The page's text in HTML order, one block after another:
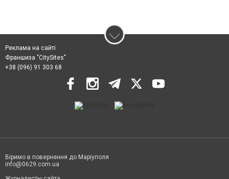
Реклама на сайті
Франшиза "CitySites"
+38 (096) 91 303 68
Віримо в повернення до Маріуполя
info@0629.com.ua